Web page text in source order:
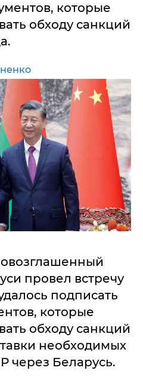
которые
обходу санкций
провел встречу
подписать
которые
обходу санкций
необходимых
через Беларусь.